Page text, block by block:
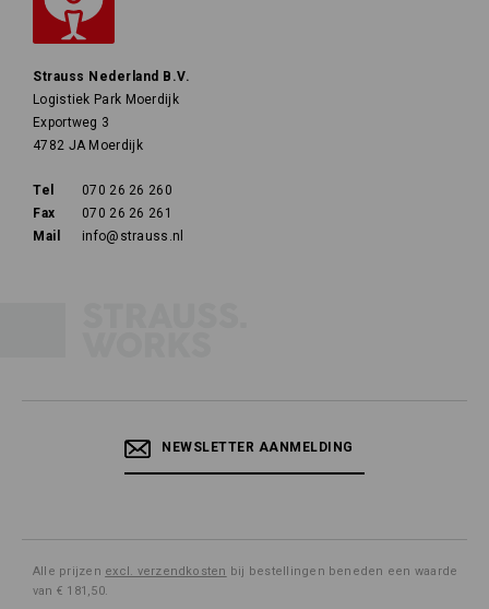
Strauss Nederland B.V.
Logistiek Park Moerdijk
Exportweg 3
4782 JA Moerdijk
Tel
070 26 26 260
Fax
070 26 26 261
Mail
info@strauss.nl
NEWSLETTER AANMELDING
Alle prijzen excl. verzendkosten bij bestellingen beneden een waarde
van € 181,50.